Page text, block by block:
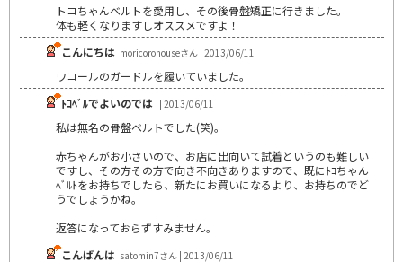
トコちゃんベルトを愛用し、その後骨盤矯正に行きました。
体も軽くなりますしオススメですよ！
こんにちは moricorohouseさん | 2013/06/11
ワコールのガードルを履いていました。
ﾄｺﾍﾞﾙでよいのでは | 2013/06/11
私は無名の骨盤ベルトでした(笑)。
赤ちゃんがお小さいので、お店に出向いて試着というのも難しい
ですし、その方その方で向き不向きありますので、既にﾄｺちゃん
ﾍﾞﾙﾄをお持ちでしたら、新たにお買いになるより、お持ちのでど
うでしょうかね。
返答になっておらずすみません。
こんばんは satomin7さん | 2013/06/11